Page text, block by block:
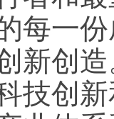
每一
新创
技创